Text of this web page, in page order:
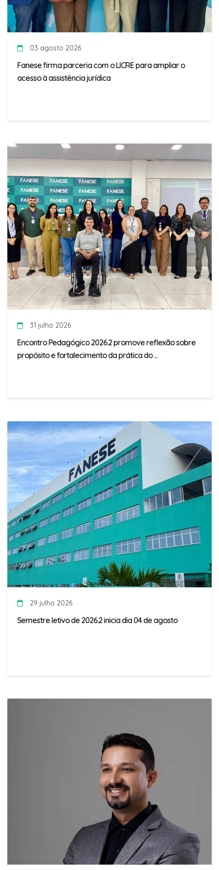
03 agosto 2026
Fanese firma parceria com o LICRE para ampliar o
acesso à assistência jurídica
31 julho 2026
Encontro Pedagógico 2026.2 promove reflexão sobre
propósito e fortalecimento da prática do ...
29 julho 2026
Semestre letivo de 2026.2 inicia dia 04 de agosto